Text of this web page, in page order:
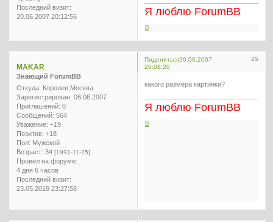
Последний визит:
20.06.2007 20:12:56
Я люблю ForumBB
0
Поделиться 25
20.06.2007
20:08:20
MAKAR
Знающий ForumBB
Откуда: Королев,Москва
Зарегистрирован: 06.06.2007
Приглашений: 0
Сообщений: 564
Уважение: +19
Позитив: +18
Пол: Мужской
Возраст: 34 [1991-11-25]
Провел на форуме:
4 дня 6 часов
Последний визит:
23.05.2019 23:27:58
какого размера картинки?
Я люблю ForumBB
0